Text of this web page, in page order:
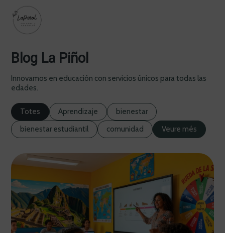
Blog La Piñol
Innovamos en educación con servicios únicos para todas las
edades.
Totes Aprendizaje
bienestar
bienestar estudiantil
comunidad Veure més